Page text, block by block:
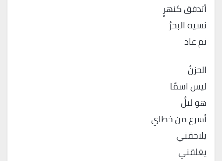
أتدفق كنهرٍ
نسيه البحرُ
ثم عاد
الحزنُ
ليس اسمًا
هو ليلٌ
أسرع من خطاي
يلاحقني
يغلقني